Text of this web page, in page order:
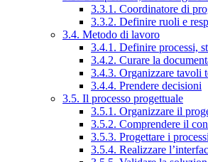
3.3.1. Coordinatore di
3.3.2. Definire ruoli e
3.4. Metodo di lavoro
3.4.1. Definire processi,
3.4.2. Curare la
3.4.3. Organizzare tavoli
3.4.4. Prendere decisioni
3.5. Il processo progettuale
3.5.1. Organizzare il
3.5.2. Comprendere il
3.5.3. Progettare i
3.5.4. Realizzare